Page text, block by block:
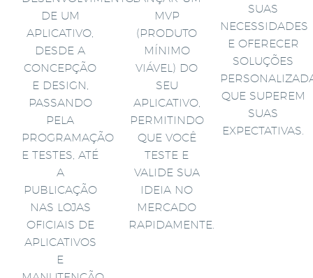
DE UM
APLICATIVO,
DESDE A
CONCEPÇÃO
E DESIGN,
PASSANDO
PELA
PROGRAMAÇÃO
E TESTES, ATÉ
A
PUBLICAÇÃO
NAS LOJAS
OFICIAIS DE
APLICATIVOS
E
MVP
(PRODUTO
MÍNIMO
VIÁVEL) DO
SEU
APLICATIVO,
PERMITINDO
QUE VOCÊ
TESTE E
VALIDE SUA
IDEIA NO
MERCADO
RAPIDAMENTE.
SUAS
NECESSIDADES
E OFERECER
SOLUÇÕES
QUE SUPEREM
SUAS
EXPECTATIVAS.